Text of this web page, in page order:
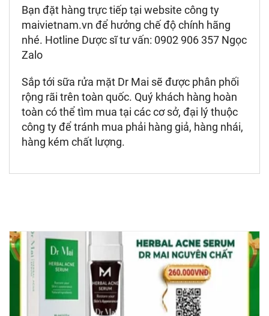
Bạn đặt hàng trực tiếp tại website công ty
maivietnam.vn để hưởng chế độ chính hãng
nhé. Hotline Dược sĩ tư vấn: 0902 906 357 Ngọc
Zalo
Sắp tới sữa rửa mặt Dr Mai sẽ được phân phối
rộng rãi trên toàn quốc. Quý khách hàng hoàn
toàn có thể tìm mua tại các cơ sở, đại lý thuộc
công ty để tránh mua phải hàng giả, hàng nhái,
hàng kém chất lượng.